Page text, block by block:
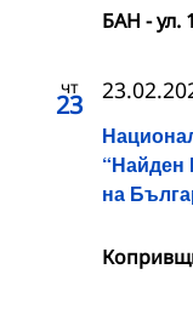
БАН - ул.
чт
23
“Найден
на